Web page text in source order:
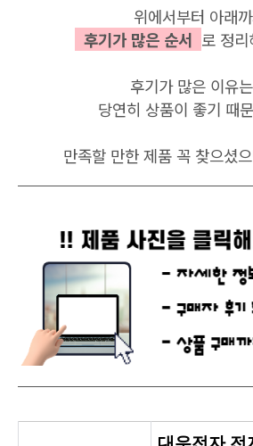
위에서부터 아래
후기가 많은 순서 로 정
후기가 많은 이유는
당연히 상품이 좋기 때
만족할 만한제품 꼭 찾으셨